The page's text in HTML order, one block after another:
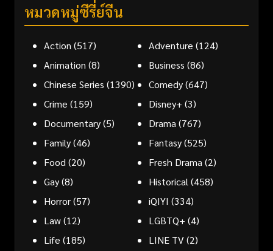
หมวดหมู่ซีรี่ย์จีน
Action (517) Adventure (124)
Animation (8) Business (86)
Chinese Series (1390) Comedy(647)
Crime (159) Disney+ (3)
Documentary(5) Drama (767)
Family(46) Fantasy(525)
Food (20) Fresh Drama (2)
Gay(8) Historical (458)
Horror(57) iQIYI (334)
Law(12) LGBTQ+ (4)
Life (185) LINE TV(2)